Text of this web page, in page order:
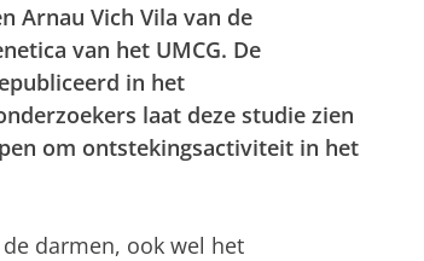
Arnau Vich Vila van de
van het UMCG. De
in het
laat deze studie zien
om ontstekingsactiviteit in het
darmen, ook wel het